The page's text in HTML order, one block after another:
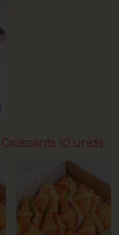
10 unids